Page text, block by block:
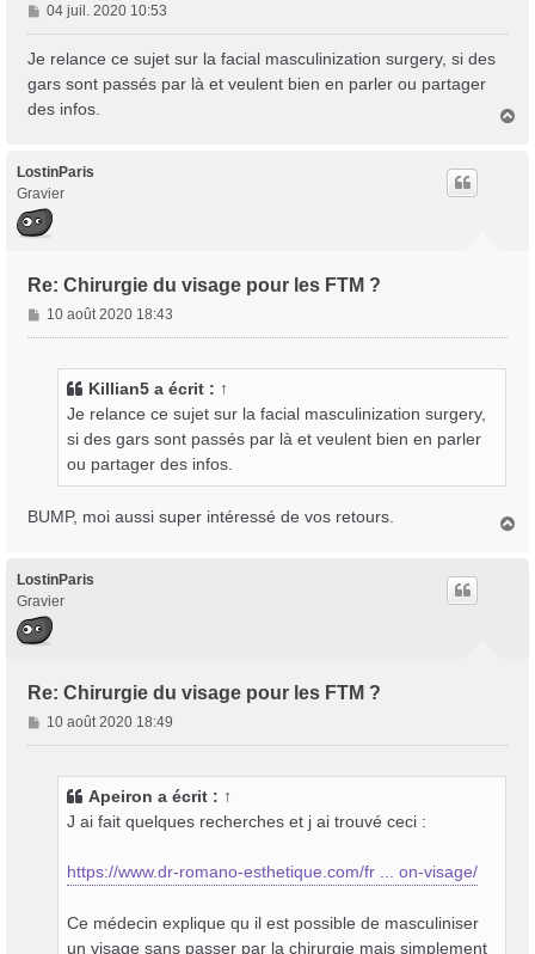
M
e
s
g
04 juil. 2020 10:53
Je relance ce sujet sur la facial masculinization surgery, si des
gars sont passés par là et veulent bien en parler ou partager
des infos.
LostinParis
Gravier
Re: Chirurgie du visage pour les FTM ?
M
e
10 août 2020 18:43
Killian5 a écrit : ↑
Je relance ce sujet sur la facial masculinization surgery,
si des gars sont passés par là et veulent bien en parler
ou partager des infos.
BUMP, moi aussi super intéressé de vos retours.
LostinParis
Gravier
Re: Chirurgie du visage pour les FTM ?
M
e
10 août 2020 18:49
Apeiron a écrit : ↑
J ai fait quelques recherches et j ai trouvé ceci :
https://www.dr-romano-esthetique.com/fr ... on-visage/
Ce médecin explique qu il est possible de masculiniser
un visage sans passer par la chirurgie mais simplement